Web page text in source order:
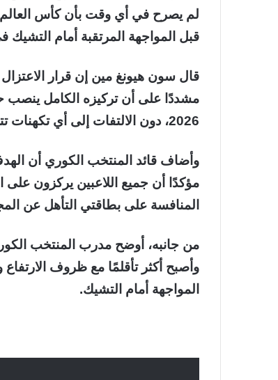
قبل المواجهة المرتقبة أمام
قال سون هيونغ مين إن قرار
مشددًا على أن تركيزه الكامل ينصب
2026، دون الالتفات إلى أي تكهنات تتعلق بمستقبله بعد البطولة.
وأضاف قائد المنتخب الكوري أن
مؤكدًا أن جميع اللاعبين يركزون على
المنافسة على بطاقتي التأهل عن
من جانبه، أوضح مدرب المنتخب
وأصبح أكثر تأقلمًا مع ظروف
المواجهة أمام التشيك.